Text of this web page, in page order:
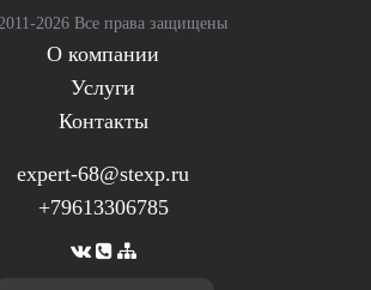
2026 Все права защищены
О компании
Услуги
Контакты
expert-68@stexp.ru
+79613306785